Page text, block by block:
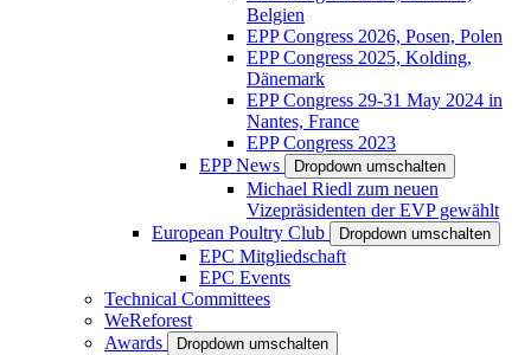
Belgien
EPP Congress 2026, Posen, Polen
EPP Congress 2025, Kolding,
Dänemark
EPP Congress 29-31 May 2024 in
Nantes, France
EPP Congress 2023
EPP News
Dropdown umschalten
Michael Riedl zum neuen
Vizepräsidenten der EVP gewählt
European Poultry Club
Dropdown umschalten
EPC Mitgliedschaft
EPC Events
Technical Committees
WeReforest
Awards
Dropdown umschalten